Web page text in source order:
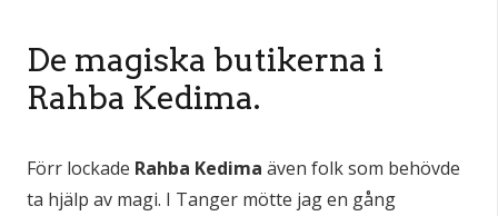
De magiska butikerna i
Rahba Kedima.
Förr lockade Rahba Kedima även folk som behövde
ta hjälp av magi. I Tanger mötte jag en gång